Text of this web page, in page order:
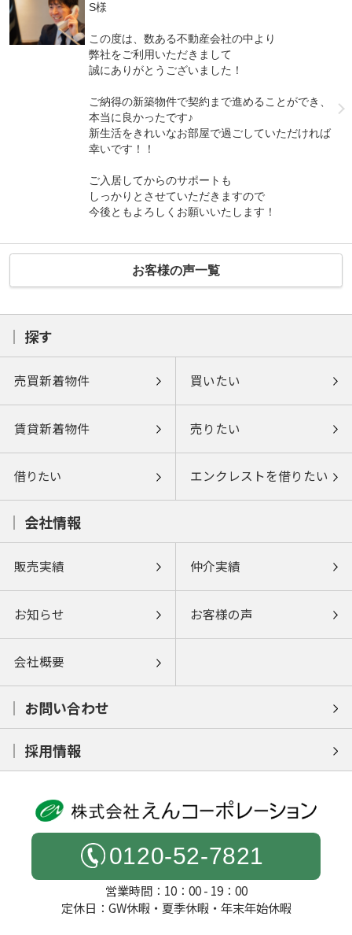
S様
この度は、数ある不動産会社の中より
弊社をご利用いただきまして
誠にありがとうございました！
ご納得の新築物件で契約まで進めることができ、
本当に良かったです♪
新生活をきれいなお部屋で過ごしていただければ
幸いです！！
ご入居してからのサポートも
しっかりとさせていただきますので
今後ともよろしくお願いいたします！
お客様の声一覧
探す
売買新着物件 買いたい
賃貸新着物件 売りたい
借りたい エンクレストを借りたい
会社情報
販売実績 仲介実績
お知らせ お客様の声
会社概要
お問い合わせ
採用情報
0120-52-7821
営業時間：10：00 - 19：00
定休日：GW休暇・夏季休暇・年末年始休暇